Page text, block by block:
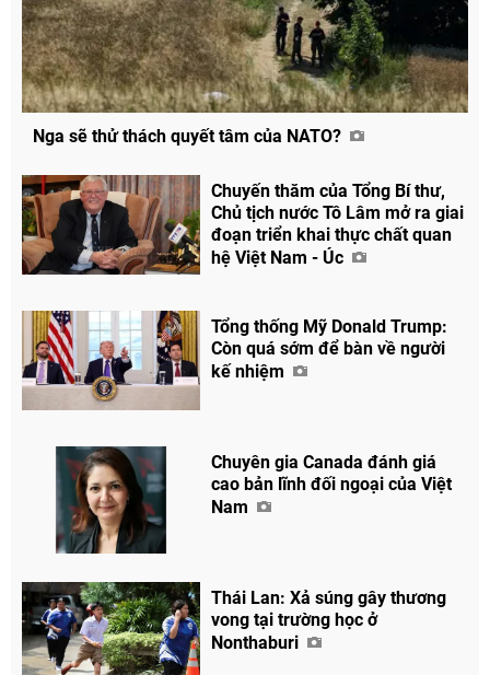
Nga sẽ thử thách quyết tâm của NATO?
Chuyến thăm của Tổng Bí thư,
Chủ tịch nước Tô Lâm mở ra giai
đoạn triển khai thực chất quan
hệ Việt Nam - Úc
Tổng thống Mỹ Donald Trump:
Còn quá sớm để bàn về người
kế nhiệm
Chuyên gia Canada đánh giá
cao bản lĩnh đối ngoại của Việt
Nam
Thái Lan: Xả súng gây thương
vong tại trường học ở
Nonthaburi